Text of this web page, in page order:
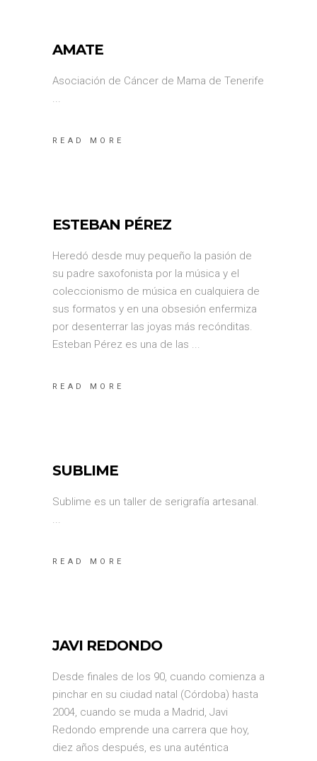
AMATE
Asociación de Cáncer de Mama de Tenerife
READ MORE
ESTEBAN PÉREZ
Heredó desde muy pequeño la pasión de
su padre saxofonista por la música y el
coleccionismo de música en cualquiera de
sus formatos y en una obsesión enfermiza
por desenterrar las joyas más recónditas.
Esteban Pérez es una de las
READ MORE
SUBLIME
Sublime es un taller de serigrafía artesanal.
READ MORE
JAVI REDONDO
Desde finales de los 90, cuando comienza a
pinchar en su ciudad natal (Córdoba) hasta
2004, cuando se muda a Madrid, Javi
Redondo emprende una carrera que hoy,
diez años después, es una auténtica